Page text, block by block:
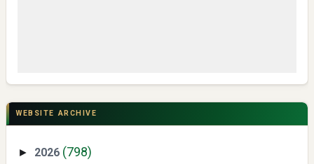
(BTC) dan Ekonomi Global
WEBSITE ARCHIVE
► 2026 (798)